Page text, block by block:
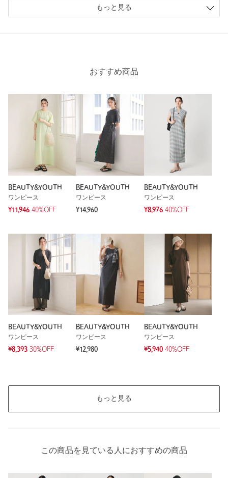
ニックネーム： rei
思ったより生地は、薄めでしたが、151センチの私にとってサ
ブラックよりも軽い感じで着られます。
女性
151cm
普段の着用サイズ：～XS
5人が参考になったと回答
参考になった
能を保証するものではありません。
もっと見る
もっと見る
おすすめ商品
BEAUTY&YOUTH
ワンピース
¥11,946 40%OFF
BEAUTY&YOUTH
ワンピース
¥14,960
BEAUTY&YOUTH
ワンピース
¥8,976 40%OFF
BEAUTY&YOUTH
ワンピース
¥8,393 30%OFF
BEAUTY&YOUTH
ワンピース
¥12,980
BEAUTY&YOUTH
ワンピース
¥5,940 40%OFF
もっと見る
この商品を見ている人におすすめの商品